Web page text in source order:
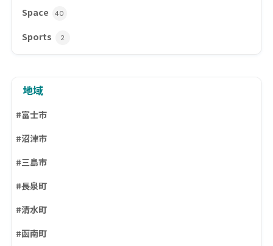
Space 40
Sports 2
地域
#富士市
#沼津市
#三島市
#長泉町
#清水町
#函南町